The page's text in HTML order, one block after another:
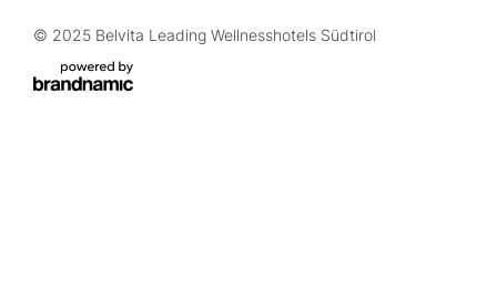
© 2025 Belvita Leading Wellnesshotels Südtirol